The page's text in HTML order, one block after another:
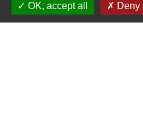
Signaler
OK, accept all
Deny